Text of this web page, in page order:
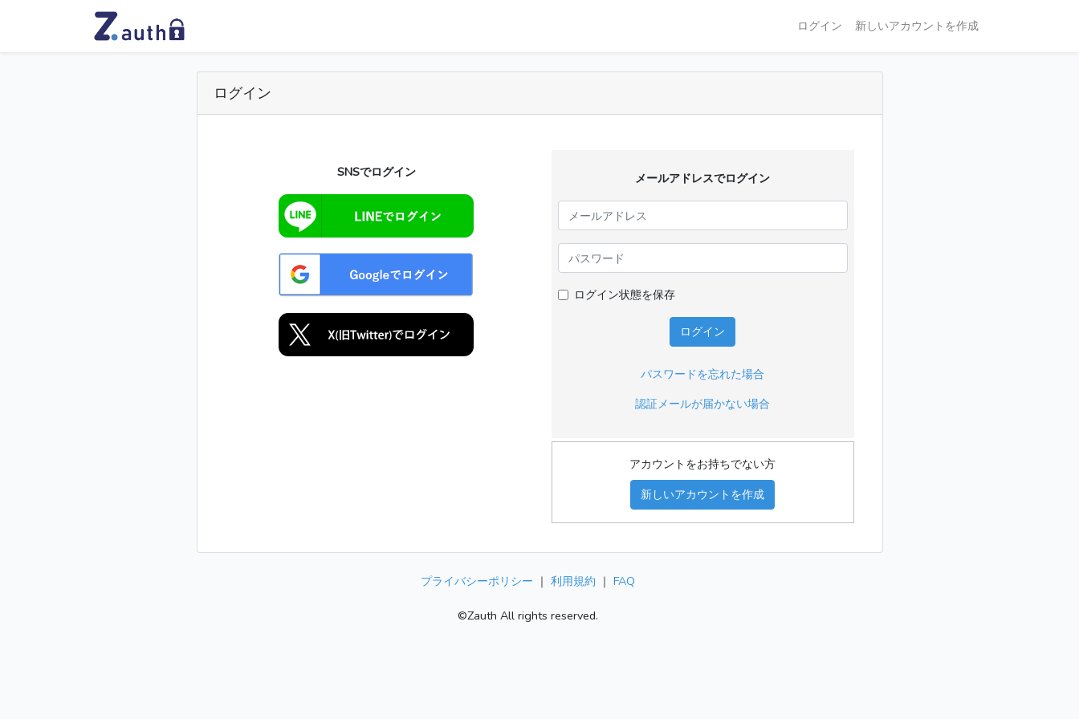
ログイン 新しいアカウントを作成
ログイン
SNSでログイン メールアドレスでログイン
ログイン状態を保存
ログイン
パスワードを忘れた場合
認証メールが届かない場合
アカウントをお持ちでない方
新しいアカウントを作成
プライバシーポリシー ｜ 利用規約 ｜ FAQ
©Zauth All rights reserved.